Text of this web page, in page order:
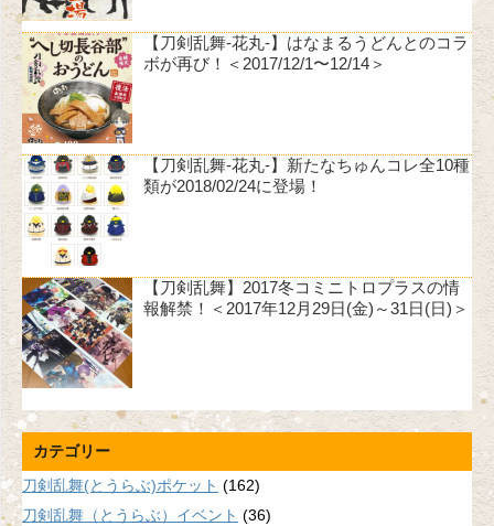
【刀剣乱舞-花丸-】はなまるうどんとのコラ
ボが再び！＜2017/12/1〜12/14＞
【刀剣乱舞-花丸-】新たなちゅんコレ全10種
類が2018/02/24に登場！
【刀剣乱舞】2017冬コミニトロプラスの情
報解禁！＜2017年12月29日(金)～31日(日)＞
カテゴリー
刀剣乱舞(とうらぶ)ポケット (162)
刀剣乱舞（とうらぶ）イベント (36)